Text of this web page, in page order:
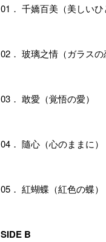
01． 千嬌百美（美しいひ
02． 玻璃之情（ガラスの
03． 敢愛（覚悟の愛）
04． 隨心（心のままに）
05． 紅蝴蝶（紅色の蝶）
SIDE B